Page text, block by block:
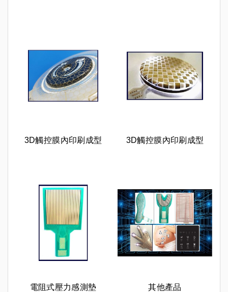
3D觸控膜內印刷成型 3D觸控膜內印刷成型
電阻式壓力感測墊 其他產品